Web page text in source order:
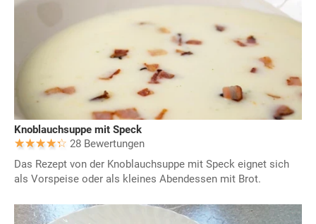
Knoblauchsuppe mit Speck
28 Bewertungen
Das Rezept von der Knoblauchsuppe mit Speck eignet sich
als Vorspeise oder als kleines Abendessen mit Brot.